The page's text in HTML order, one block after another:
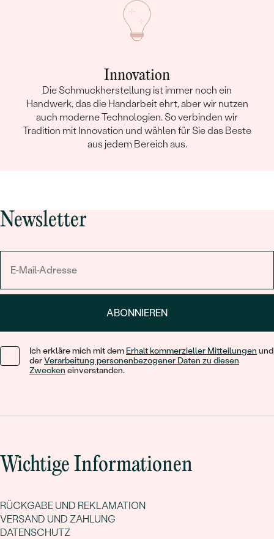
Innovation
Die Schmuckherstellung ist immer noch ein
Handwerk, das die Handarbeit ehrt, aber wir nutzen
auch moderne Technologien. So verbinden wir
Tradition mit Innovation und wählen für Sie das Beste
aus jedem Bereich aus.
Newsletter
ABONNIEREN
Ich erkläre mich mit dem Erhalt kommerzieller Mitteilungen und
derVerarbeitung personenbezogener Daten zu diesen
Zwecken einverstanden.
Wichtige Informationen
RÜCKGABE UND REKLAMATION
VERSAND UND ZAHLUNG
DATENSCHUTZ